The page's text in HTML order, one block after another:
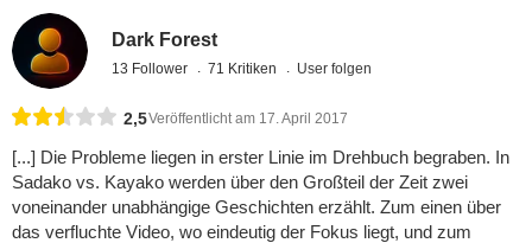
Dark Forest
13 Follower 71 Kritiken User folgen
2,5Veröffentlicht am 17. April 2017
[...] Die Probleme liegen in erster Linie im Drehbuch begraben. In
Sadako vs. Kayako werden über den Großteil der Zeit zwei
voneinander unabhängige Geschichten erzählt. Zum einen über
das verfluchte Video, wo eindeutig der Fokus liegt, und zum